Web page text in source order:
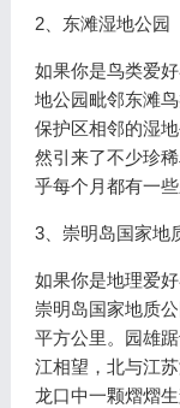
2、东滩湿地公园
如果你是鸟类爱
地公园毗邻东滩
保护区相邻的湿
然引来了不少珍
乎每个月都有一
3、崇明岛国家地
如果你是地理爱
崇明岛国家地质
平方公里。园雄
江相望，北与江
龙口中一颗熠熠生